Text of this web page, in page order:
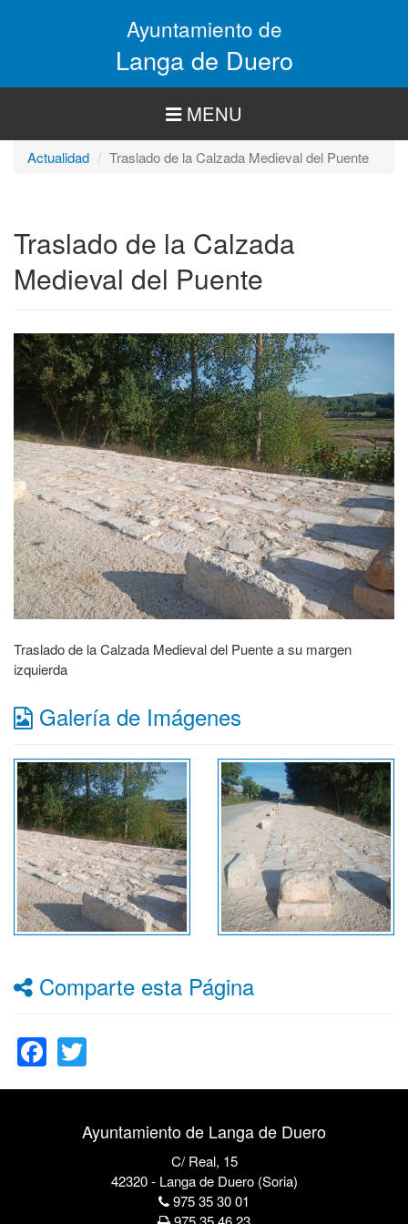
Ayuntamiento de
Langa de Duero
MENU
Actualidad Traslado de la Calzada Medieval del Puente
Traslado de la Calzada
Medieval del Puente
Traslado de la Calzada Medieval del Puente a su margen
izquierda
Galería de Imágenes
Comparte esta Página
Facebook
Ayuntamiento de Langa de Duero
C/ Real, 15
42320 - Langa de Duero (Soria)
975 35 30 01